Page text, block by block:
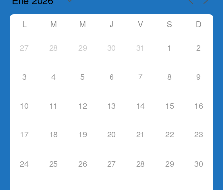
L M M J V S D
27 28 29 30 31 1 2
3 4 5 6 7 8 9
10 11 12 13 14 15 16
17 18 19 20 21 22 23
24 25 26 27 28 29 30